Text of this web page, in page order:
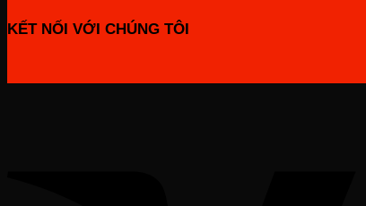
KẾT NỐI VỚI CHÚNG TÔI